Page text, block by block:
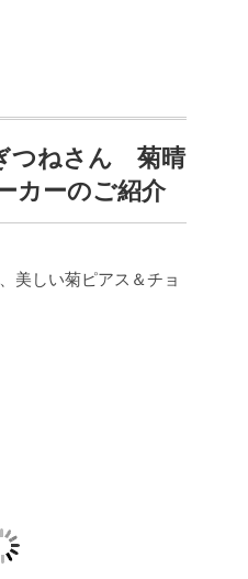
つねさん 菊晴
カーのご紹介
美しい菊ピアス＆チョ